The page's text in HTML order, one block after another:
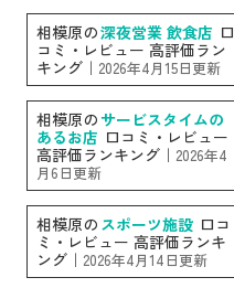
相模原の深夜営業 飲食店 口
コミ・レビュー 高評価ラン
キング｜ 2026年4月15日更新
相模原のサービスタイムの
あるお店 口コミ・レビュー
高評価ランキング｜ 2026年4
月6日更新
相模原の スポーツ施設 口コ
ミ・レビュー 高評価ランキ
ング｜ 2026年4月14日更新